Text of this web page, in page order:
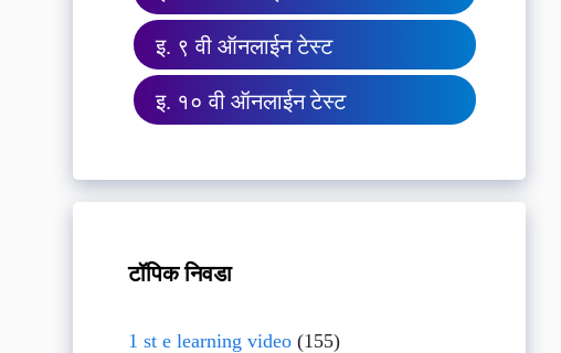
इ. ९ वी ऑनलाईन टेस्ट
इ. १० वी ऑनलाईन टेस्ट
टॉपिक निवडा
1 st e learning video(155)